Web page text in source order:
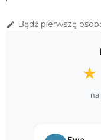
 Bądź pierwszą
★